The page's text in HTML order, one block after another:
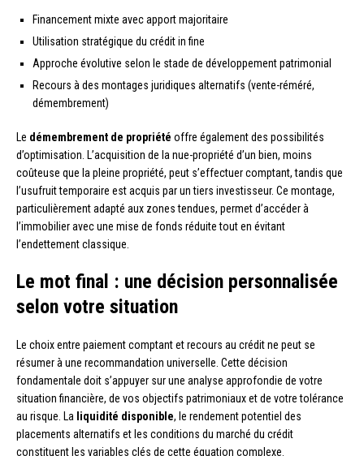
Financement mixte avec apport majoritaire
Utilisation stratégique du crédit in fine
Approche évolutive selon le stade de développement patrimonial
Recours à des montages juridiques alternatifs (vente-réméré,
démembrement)
Le démembrement de propriété offre également des possibilités
d’optimisation. L’acquisition de la nue-propriété d’un bien, moins
coûteuse que la pleine propriété, peut s’effectuer comptant, tandis que
l’usufruit temporaire est acquis par un tiers investisseur. Ce montage,
particulièrement adapté aux zones tendues, permet d’accéder à
l’immobilier avec une mise de fonds réduite tout en évitant
l’endettement classique.
Le mot final : une décision personnalisée
selon votre situation
Le choix entre paiement comptant et recours au crédit ne peut se
résumer à une recommandation universelle. Cette décision
fondamentale doit s’appuyer sur une analyse approfondie de votre
situation financière, de vos objectifs patrimoniaux et de votre tolérance
au risque. La liquidité disponible, le rendement potentiel des
placements alternatifs et les conditions du marché du crédit
constituent les variables clés de cette équation complexe.